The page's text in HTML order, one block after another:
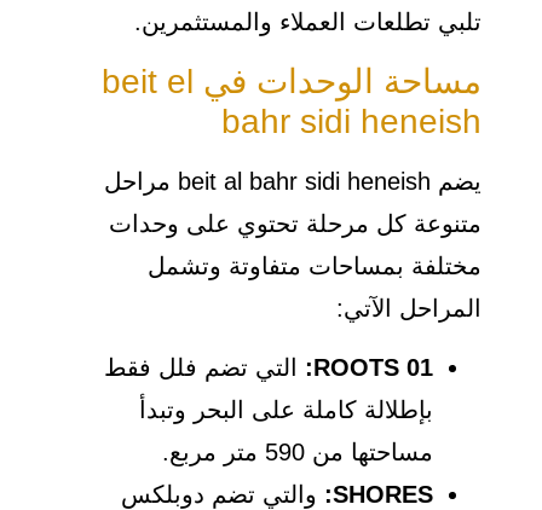
تلبي تطلعات العملاء والمستثمرين.
مساحة الوحدات في beit el
bahr sidi heneish
يضم beit al bahr sidi heneish مراحل
متنوعة كل مرحلة تحتوي على وحدات
مختلفة بمساحات متفاوتة وتشمل
المراحل الآتي:
ROOTS 01:
التي تضم فلل فقط
بإطلالة كاملة على البحر وتبدأ
مساحتها من 590 متر مربع.
SHORES:
والتي تضم دوبلكس